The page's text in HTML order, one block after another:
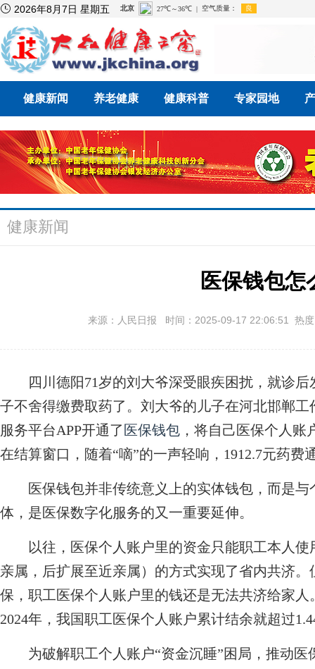
 2026年8月7日 星期五
健康新闻 养老健康 健康科普 专家园地
健康新闻
医保钱包怎
来源：人民日报 时间：2025-09-17 22:06:51 热
四川德阳71岁的刘大爷深受眼疾困扰，就诊后
子不舍得缴费取药了。刘大爷的儿子在河北邯郸
服务平台APP开通了 医保钱包 ，将自己医保个人账
在结算窗口，随着“嘀”的一声轻响，1912.7元药费
医保钱包并非传统意义上的实体钱包，而是与
体，是医保数字化服务的又一重要延伸。
以往，医保个人账户里的资金只能职工本人使
亲属，后扩展至近亲属）的方式实现了省内共济
保，职工医保个人账户里的钱还是无法共济给家
2024年，我国职工医保个人账户累计结余就超过
为破解职工个人账户“资金沉睡”困局，推动医